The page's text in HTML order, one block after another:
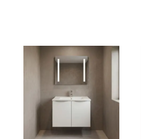
penge online